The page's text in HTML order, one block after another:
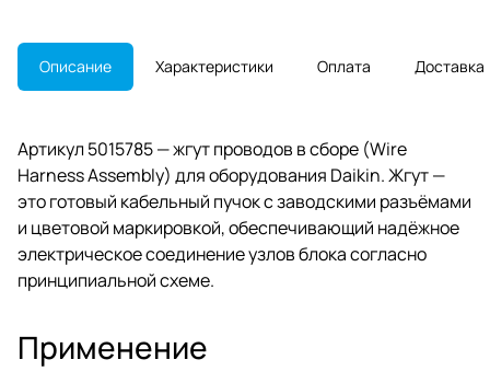
Описание Характеристики Оплата Доставка
Артикул 5015785 — жгут проводов в сборе (Wire
Harness Assembly) для оборудования Daikin. Жгут —
это готовый кабельный пучок с заводскими разъёмами
и цветовой маркировкой, обеспечивающий надёжное
электрическое соединение узлов блока согласно
принципиальной схеме.
Применение